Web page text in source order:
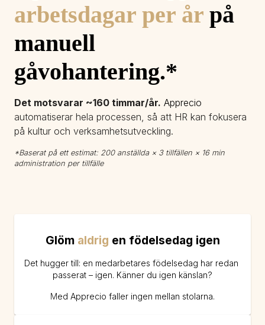
arbetsdagar per år på
manuell
gåvohantering.*
Det motsvarar ~160 timmar/år.
automatiserar hela processen, så att HR kan fokusera
på kultur och verksamhetsutveckling.
*Baserat på ett estimat: 200 anställda × 3 tillfällen × 16 min
administration per tillfälle
Glöm aldrig en födelsedag igen
Det hugger till: en medarbetares födelsedag har redan
passerat – igen. Känner du igen känslan?
Med Apprecio faller ingen mellan stolarna.